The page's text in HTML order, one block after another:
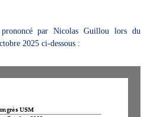
par Nicolas Guillou lors du
2025 ci-dessous :